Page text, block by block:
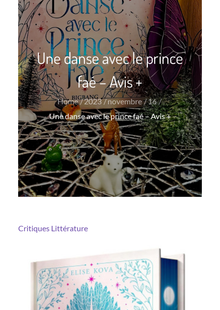
Une danse avec le prince
faé – Avis +
Home 2023 novembre
16
Une danse avec le prince faé – Avis +
Critiques Littérature